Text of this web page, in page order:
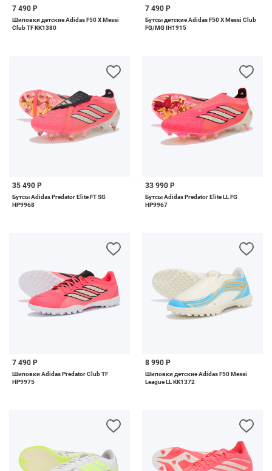
7 490 Р
Шиповки детские Adidas F50 X Messi
Club TF KK1380
7 490 Р
Бутсы детские Adidas F50 X Messi Club
FG/MG IH1915
35 490 Р
Бутсы Adidas Predator Elite FT SG
HP9968
33 990 Р
Бутсы Adidas Predator Elite LL FG
HP9967
7 490 Р
Шиповки Adidas Predator Club TF
HP9975
8 990 Р
Шиповки детские Adidas F50 Messi
League LL KK1372